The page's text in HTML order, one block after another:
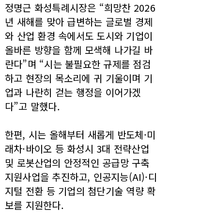
정명근 화성특례시장은 “희망찬 2026
년 새해를 맞아 급변하는 글로벌 경제
와 산업 환경 속에서도 도시와 기업이
올바른 방향을 함께 모색해 나가길 바
란다”며 “시는 불필요한 규제를 점검
하고 현장의 목소리에 귀 기울이며 기
업과 나란히 걷는 행정을 이어가겠
다”고 말했다.
한편, 시는 올해부터 새롭게 반도체·미
래차·바이오 등 화성시 3대 전략산업
및 로봇산업의 안정적인 공급망 구축
지원사업을 추진하고, 인공지능(AI)·디
지털 전환 등 기업의 첨단기술 역량 확
보를 지원한다.